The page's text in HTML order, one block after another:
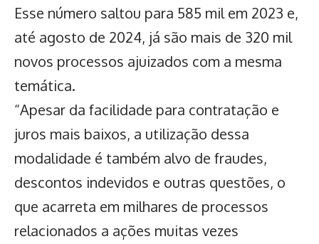
Esse número saltou para 585 mil em 2023 e,
até agosto de 2024, já são mais de 320 mil
novos processos ajuizados com a mesma
temática.
“Apesar da facilidade para contratação e
juros mais baixos, a utilização dessa
modalidade é também alvo de fraudes,
descontos indevidos e outras questões, o
que acarreta em milhares de processos
relacionados a ações muitas vezes